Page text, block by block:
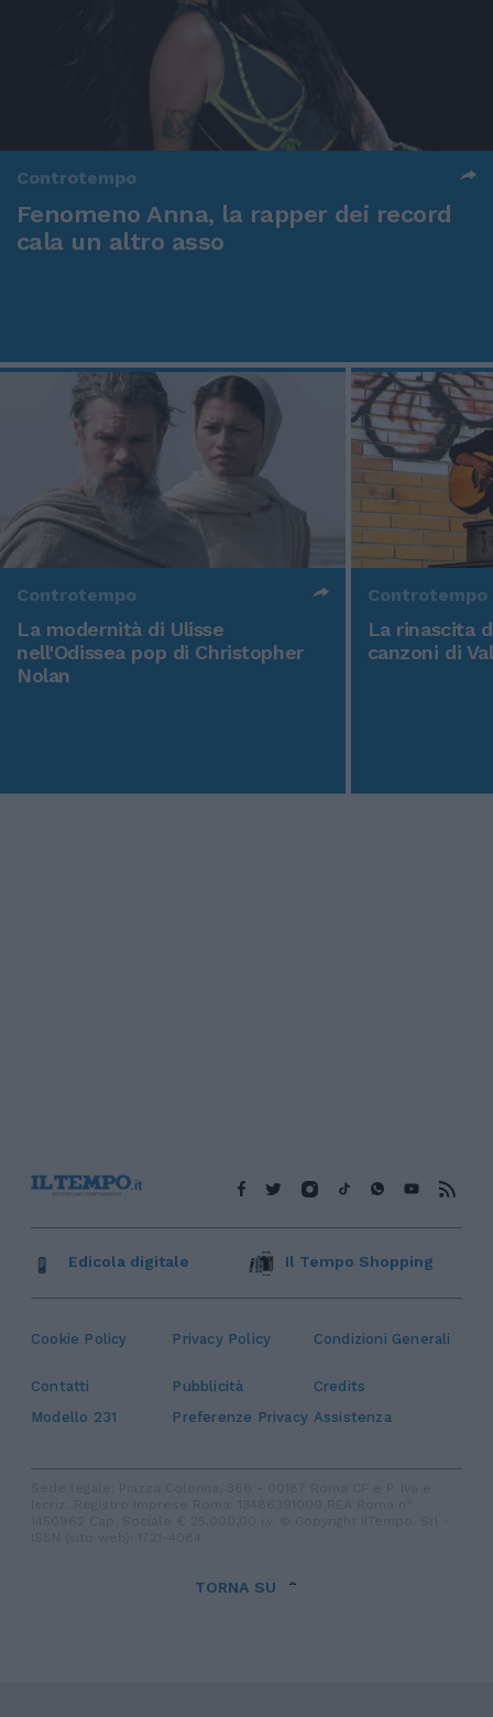
Controtempo
Fenomeno Anna, la rapper dei record
cala un altro asso
Controtempo
La modernità di Ulisse
nell'Odissea pop di Christopher
Nolan
Controtempo
La rinascita
canzoni di
Cookie Policy Privacy Policy Condizioni Generali
Contatti Pubblicità
Credits
Modello 231
Preferenze Privacy Assistenza
Edicola digitale Il Tempo Shopping
TORNA SU